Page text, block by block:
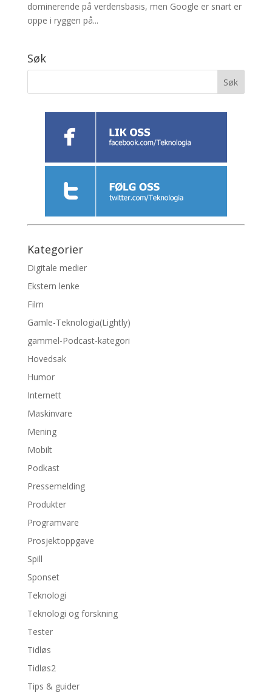
dominerende på verdensbasis, men Google er snart er
oppe i ryggen på...
Søk
Kategorier
Digitale medier
Ekstern lenke
Film
Gamle-Teknologia(Lightly)
gammel-Podcast-kategori
Hovedsak
Humor
Internett
Maskinvare
Mening
Mobilt
Podkast
Pressemelding
Produkter
Programvare
Prosjektoppgave
Spill
Sponset
Teknologi
Teknologi og forskning
Tester
Tidløs
Tidløs2
Tips & guider